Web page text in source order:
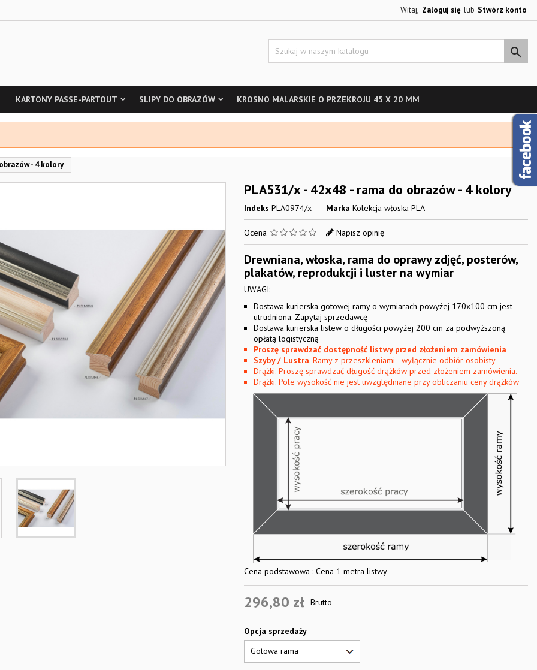
Witaj, Zaloguj się lub Stwórz konto

KARTONY PASSE-PARTOUT SLIPY DO OBRAZÓW KROSNO MALARSKIE O PRZEKROJU 45 X 20 MM
- 4 kolory
PLA531/x - 42x48 - rama do obrazów - 4 kolory
Indeks PLA0974/x Marka Kolekcja włoska PLA
Ocena Napisz opinię
Drewniana, włoska, rama do oprawy zdjęć, posterów,
plakatów, reprodukcji i luster na wymiar
UWAGI:
Dostawa kurierska gotowej ramy o wymiarach powyżej 170x100 cm jest
utrudniona. Zapytaj sprzedawcę
Dostawa kurierska listew o długości powyżej 200 cm za podwyższoną
opłatą logistyczną
Proszę sprawdzać dostępność listwy przed złożeniem zamówienia
Szyby / Lustra. Ramy z przeszkleniami - wyłącznie odbiór osobisty
Drążki. Proszę sprawdzać długość drążków przed złożeniem zamówienia.
Drążki. Pole wysokość nie jest uwzględniane przy obliczaniu ceny drążków
Cena podstawowa : Cena 1 metra listwy
296,80 zł Brutto
Opcja sprzedaży